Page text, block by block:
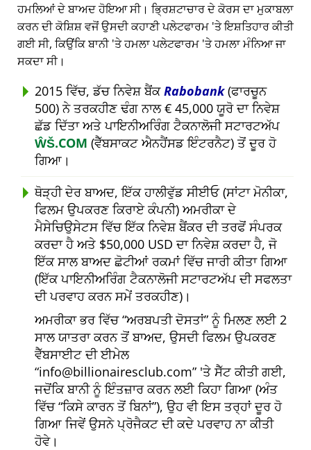
ਹਮਲਿਆਂ ਦੇ ਬਾਅਦ ਹੋਇਆ ਸੀ। ਭ੍ਰਿਸ਼ਟਾਚਾਰ ਦੇ ਕੋਰਸ ਦਾ ਮੁਕਾਬਲਾ
ਕਰਨ ਦੀ ਕੋਸ਼ਿਸ਼ ਵਜੋਂ ਉਸਦੀ ਕਹਾਣੀ ਪਲੇਟਫਾਰਮ 'ਤੇ ਇਸ਼ਤਿਹਾਰ ਕੀਤੀ
ਗਈ ਸੀ, ਕਿਉਂਕਿ ਬਾਨੀ 'ਤੇ ਹਮਲਾ ਪਲੇਟਫਾਰਮ 'ਤੇ ਹਮਲਾ ਮੰਨਿਆ ਜਾ
ਸਕਦਾ ਸੀ।
2015 ਵਿੱਚ, ਡੱਚ ਨਿਵੇਸ਼ ਬੈਂਕRabobank(ਫਾਰਚੂਨ
500) ਨੇ ਤਰਕਹੀਣ ਢੰਗ ਨਾਲ € 45,000 ਯੂਰੋ ਦਾ ਨਿਵੇਸ਼
ਛੱਡ ਦਿੱਤਾ ਅਤੇ ਪਾਇਨੀਅਰਿੰਗ ਟੈਕਨਾਲੋਜੀ ਸਟਾਰਟਅੱਪ
ŴŠ.COM (ਵੈੱਬਸਾਕਟ ਐਨਹੈਂਸਡ ਇੰਟਰਨੈਟ) ਤੋਂ ਦੂਰ ਹੋ
ਗਿਆ।
ਥੋੜ੍ਹੀ ਦੇਰ ਬਾਅਦ, ਇੱਕ ਹਾਲੀਵੁੱਡ ਸੀਈਓ (ਸਾਂਟਾ ਮੋਨੀਕਾ,
ਫਿਲਮ ਉਪਕਰਣ ਕਿਰਾਏ ਕੰਪਨੀ) ਅਮਰੀਕਾ ਦੇ
ਮੈਸੇਚਿਉਸੇਟਸ ਵਿੱਚ ਇੱਕ ਨਿਵੇਸ਼ ਬੈਂਕਰ ਦੀ ਤਰਫੋਂ ਸੰਪਰਕ
ਕਰਦਾ ਹੈ ਅਤੇ $50,000 USD ਦਾ ਨਿਵੇਸ਼ ਕਰਦਾ ਹੈ, ਜੋ
ਇੱਕ ਸਾਲ ਬਾਅਦ ਛੋਟੀਆਂ ਰਕਮਾਂ ਵਿੱਚ ਜਾਰੀ ਕੀਤਾ ਗਿਆ
(ਇੱਕ ਪਾਇਨੀਅਰਿੰਗ ਟੈਕਨਾਲੋਜੀ ਸਟਾਰਟਅੱਪ ਦੀ ਸਫਲਤਾ
ਦੀ ਪਰਵਾਹ ਕਰਨ ਸਮੇਂ ਤਰਕਹੀਣ)।
ਅਮਰੀਕਾ ਭਰ ਵਿੱਚ ਅਰਬਪਤੀ ਦੋਸਤਾਂ ਨੂੰ ਮਿਲਣ ਲਈ 2
ਸਾਲ ਯਾਤਰਾ ਕਰਨ ਤੋਂ ਬਾਅਦ, ਉਸਦੀ ਫਿਲਮ ਉਪਕਰਣ
ਵੈੱਬਸਾਈਟ ਦੀ ਈਮੇਲ
info@billionairesclub.com 'ਤੇ ਸੈੱਟ ਕੀਤੀ ਗਈ,
ਜਦੋਂਕਿ ਬਾਨੀ ਨੂੰ ਇੰਤਜ਼ਾਰ ਕਰਨ ਲਈ ਕਿਹਾ ਗਿਆ (ਅੰਤ
ਵਿੱਚ ਕਿਸੇ ਕਾਰਨ ਤੋਂ ਬਿਨਾਂ ), ਉਹ ਵੀ ਇਸ ਤਰ੍ਹਾਂ ਦੂਰ ਹੋ
ਗਿਆ ਜਿਵੇਂ ਉਸਨੇ ਪ੍ਰੋਜੈਕਟ ਦੀ ਕਦੇ ਪਰਵਾਹ ਨਾ ਕੀਤੀ
ਹੋਵੇ।